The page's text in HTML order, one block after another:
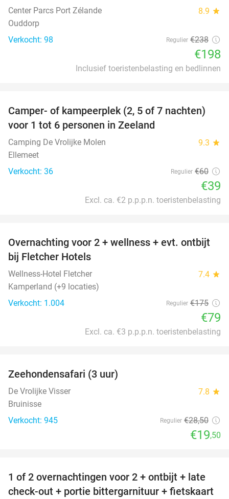
Center Parcs Port Zélande 8.9 star
Ouddorp
Verkocht: 98
Regulier €238
€198
Inclusief toeristenbelasting en bedlinnen
35%
Camper- of kampeerplek (2, 5 of 7 nachten)
voor 1 tot 6 personen in Zeeland
Camping De Vrolijke Molen 9.3 star
Ellemeet
Verkocht: 36
Regulier €60
€39
Excl. ca. €2 p.p.p.n. toeristenbelasting
55%
Overnachting voor 2 + wellness + evt. ontbijt
bij Fletcher Hotels
Wellness-Hotel Fletcher 7.4 star
Kamperland (+9 locaties)
Verkocht: 1.004
Regulier €175
€79
Excl. ca. €3 p.p.p.n. toeristenbelasting
Zeehondensafari (3 uur)
De Vrolijke Visser 7.8 star
Bruinisse
Verkocht: 945
Regulier €28,50
€19,50
59%
1 of 2 overnachtingen voor 2 + ontbijt + late
check-out + portie bittergarnituur + fietskaart